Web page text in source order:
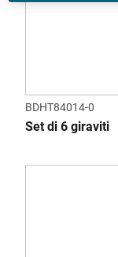
BDHT84014-0
Set di 6 giraviti